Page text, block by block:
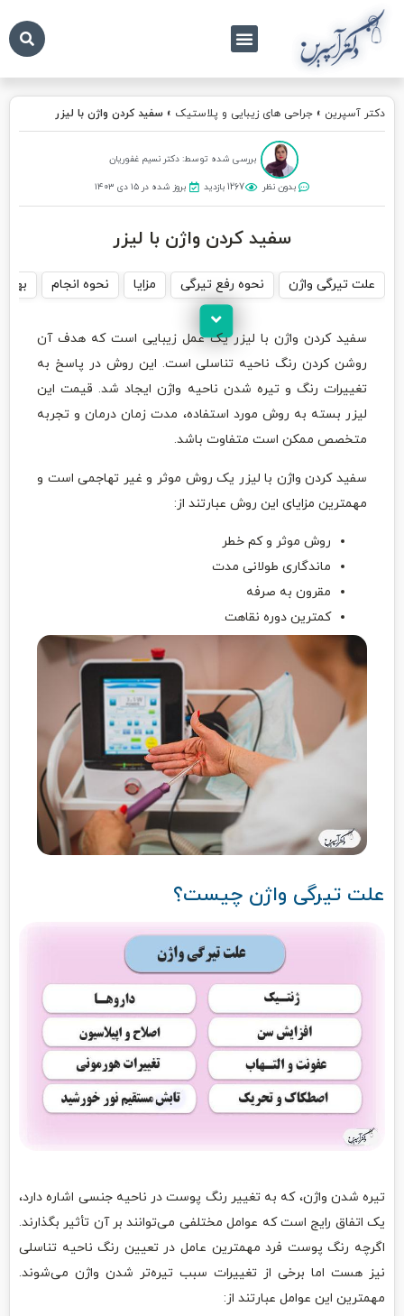
دکتر آسپرین » جراحی های زیبایی و پلاستیک » سفید کردن واژن با لیزر
بررسی شده توسط: دکتر نسیم غفوریان
بدون نظر 1267 بازدید بروز شده در ۱۵ دی ۱۴۰۳
سفید کردن واژن با لیزر
علت تیرگی واژن نحوه رفع تیرگی مزایا نحوه انجام
سفید کردن واژن با لیزر یک عمل زیبایی است که هدف آن
روشن کردن رنگ ناحیه تناسلی است. این روش در پاسخ به
تغییرات رنگ و تیره شدن ناحیه واژن ایجاد شد. قیمت این
لیزر بسته به روش مورد استفاده، مدت زمان درمان و تجربه
متخصص ممکن است متفاوت باشد.
سفید کردن واژن با لیزر یک روش موثر و غیر تهاجمی است و
مهمترین مزایای این روش عبارتند از:
روش موثر و کم خطر
ماندگاری طولانی مدت
مقرون به صرفه
کمترین دوره نقاهت
علت تیرگی واژن چیست؟
تیره شدن واژن، که به تغییر رنگ پوست در ناحیه جنسی اشاره دارد،
یک اتفاق رایج است که عوامل مختلفی می‌توانند بر آن تأثیر بگذارند.
اگرچه رنگ پوست فرد مهمترین عامل در تعیین رنگ ناحیه تناسلی
نیز هست اما برخی از تغییرات سبب تیره‌تر شدن واژن می‌شوند.
مهمترین این عوامل عبارتند از: